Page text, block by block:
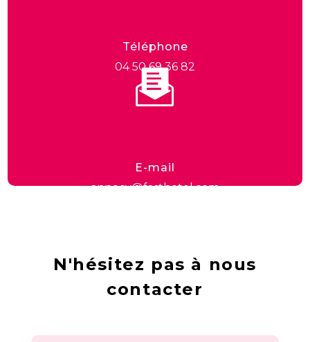
Téléphone
04 50 69 36 82
E-mail
annecy@fasthotel.com
N'hésitez pas à nous
contacter